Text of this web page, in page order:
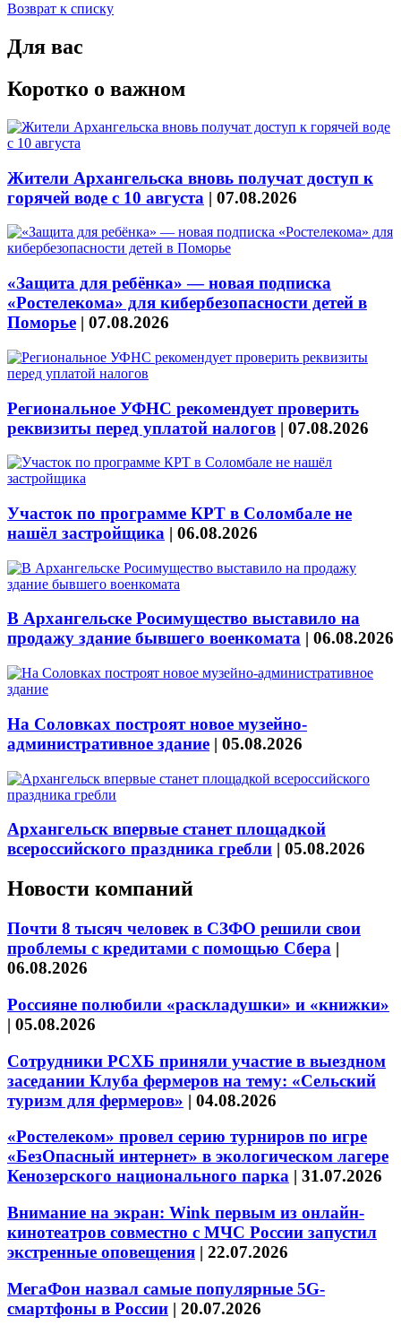
Возврат к списку
Для вас
Коротко о важном
Жители Архангельска вновь получат доступ к
горячей воде с 10 августа | 07.08.2026
«Защита для ребёнка» — новая подписка
«Ростелекома» для кибербезопасности детей в
Поморье | 07.08.2026
Региональное УФНС рекомендует проверить
реквизиты перед уплатой налогов | 07.08.2026
Участок по программе КРТ в Соломбале не
нашёл застройщика | 06.08.2026
В Архангельске Росимущество выставило на
продажу здание бывшего военкомата | 06.08.2026
На Соловках построят новое музейно-
административное здание | 05.08.2026
Архангельск впервые станет площадкой
всероссийского праздника гребли | 05.08.2026
Новости компаний
Почти 8 тысяч человек в СЗФО решили свои
проблемы с кредитами с помощью Сбера |
06.08.2026
Россияне полюбили «раскладушки» и «книжки»
| 05.08.2026
Сотрудники РСХБ приняли участие в выездном
заседании Клуба фермеров на тему: «Сельский
туризм для фермеров» | 04.08.2026
«Ростелеком» провел серию турниров по игре
«БезОпасный интернет» в экологическом лагере
Кенозерского национального парка | 31.07.2026
Внимание на экран: Wink первым из онлайн-
кинотеатров совместно с МЧС России запустил
экстренные оповещения | 22.07.2026
МегаФон назвал самые популярные 5G-
смартфоны в России | 20.07.2026